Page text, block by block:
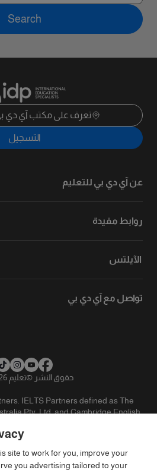
Search
تعرف على مكتب آي دي
التسجيل
عن آي دي بي للتعليم
روابط مفيدة
الآيلتس
تواصل مع آي دي بي
حقوق النشر ©تعليم IDP 2026
IELTS Partners defined as The
Pty. Ltd. and Cambridge English
site to work for you, improve your
you advertising tailored to your